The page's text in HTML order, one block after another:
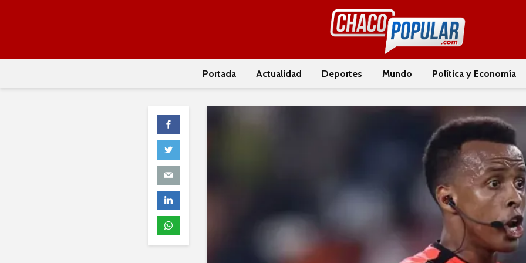
Portada Actualidad Deportes Mundo Política y Economía